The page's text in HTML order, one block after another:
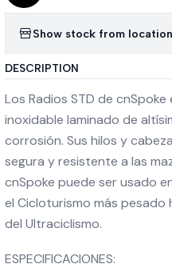
Show stock from
DESCRIPTION
Los Radios STD de
inoxidable laminado de
corrosión. Sus hilos y
segura y resistente a las
cnSpoke puede ser usado
el Cicloturismo más pesado
del Ultraciclismo.
ESPECIFICACIONES: